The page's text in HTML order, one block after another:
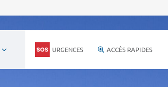
URGENCES ACCÈS RAPIDES